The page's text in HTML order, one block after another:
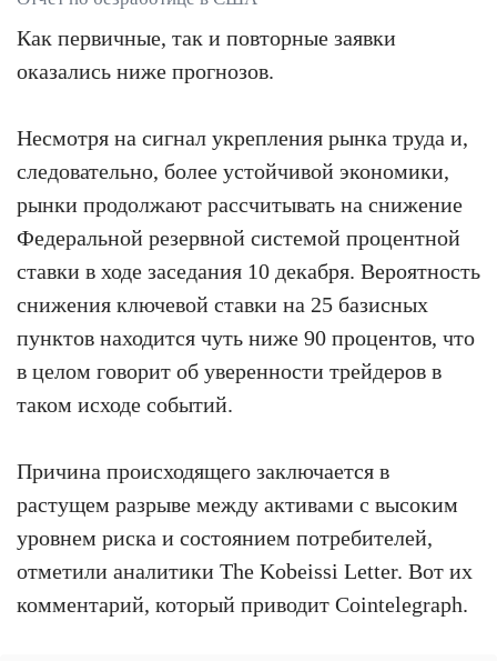
Как первичные, так и повторные заявки
оказались ниже прогнозов.
Несмотря на сигнал укрепления рынка труда и,
следовательно, более устойчивой экономики,
рынки продолжают рассчитывать на снижение
Федеральной резервной системой процентной
ставки в ходе заседания 10 декабря. Вероятность
снижения ключевой ставки на 25 базисных
пунктов находится чуть ниже 90 процентов, что
в целом говорит об уверенности трейдеров в
таком исходе событий.
Причина происходящего заключается в
растущем разрыве между активами с высоким
уровнем риска и состоянием потребителей,
отметили аналитики The Kobeissi Letter. Вот их
комментарий, который приводит Cointelegraph.